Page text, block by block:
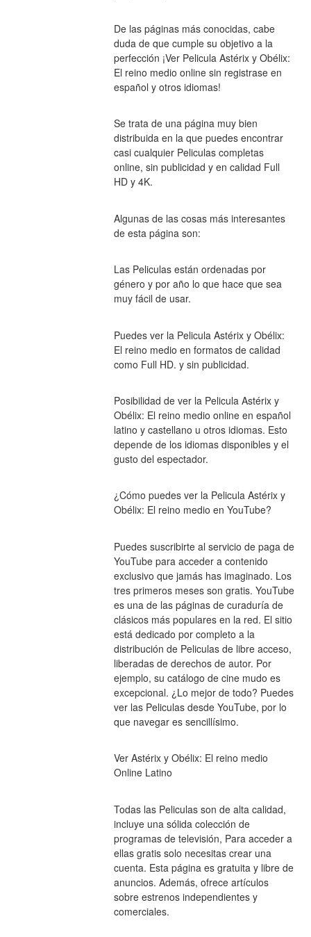
De las páginas más conocidas, cabe
duda de que cumple su objetivo a la
perfección ¡Ver Pelicula Astérix y Obélix:
El reino medio online sin registrase en
español y otros idiomas!
Se trata de una página muy bien
distribuida en la que puedes encontrar
casi cualquier Peliculas completas
online, sin publicidad y en calidad Full
HD y 4K.
Algunas de las cosas más interesantes
de esta página son:
Las Peliculas están ordenadas por
género y por año lo que hace que sea
muy fácil de usar.
Puedes ver la Pelicula Astérix y Obélix:
El reino medio en formatos de calidad
como Full HD. y sin publicidad.
Posibilidad de ver la Pelicula Astérix y
Obélix: El reino medio online en español
latino y castellano u otros idiomas. Esto
depende de los idiomas disponibles y el
gusto del espectador.
¿Cómo puedes ver la Pelicula Astérix y
Obélix: El reino medio en YouTube?
Puedes suscribirte al servicio de paga de
YouTube para acceder a contenido
exclusivo que jamás has imaginado. Los
tres primeros meses son gratis. YouTube
es una de las páginas de curaduría de
clásicos más populares en la red. El sitio
está dedicado por completo a la
distribución de Peliculas de libre acceso,
liberadas de derechos de autor. Por
ejemplo, su catálogo de cine mudo es
excepcional. ¿Lo mejor de todo? Puedes
ver las Peliculas desde YouTube, por lo
que navegar es sencillísimo.
Ver Astérix y Obélix: El reino medio
Online Latino
Todas las Peliculas son de alta calidad,
incluye una sólida colección de
programas de televisión, Para acceder a
ellas gratis solo necesitas crear una
cuenta. Esta página es gratuita y libre de
anuncios. Además, ofrece artículos
sobre estrenos independientes y
comerciales.